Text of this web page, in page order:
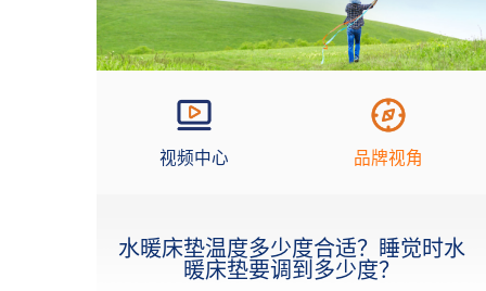
视频中心 品牌视角
水暖床垫温度多少度合适？睡觉时水
暖床垫要调到多少度？